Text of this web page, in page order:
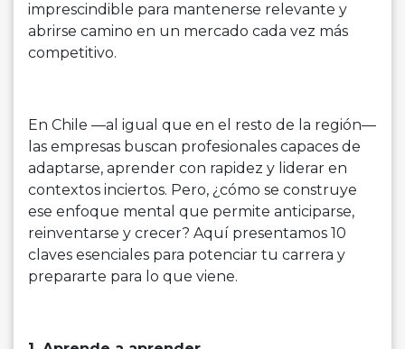
imprescindible para mantenerse relevante y
abrirse camino en un mercado cada vez más
competitivo.
En Chile —al igual que en el resto de la región—
las empresas buscan profesionales capaces de
adaptarse, aprender con rapidez y liderar en
contextos inciertos. Pero, ¿cómo se construye
ese enfoque mental que permite anticiparse,
reinventarse y crecer? Aquí presentamos 10
claves esenciales para potenciar tu carrera y
prepararte para lo que viene.